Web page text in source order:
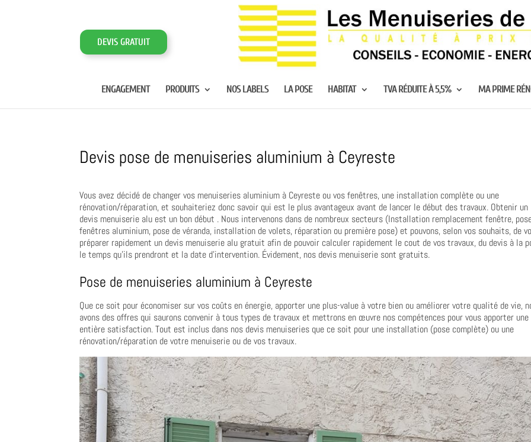
DEVIS GRATUIT
ENGAGEMENT PRODUITS NOS LABELS LA POSE HABITAT TVA RÉDUITE À 5,5% MA PRIME
Devis pose de menuiseries aluminium à Ceyreste
Vous avez décidé de changer vos menuiseries aluminium à Ceyreste ou vos fenêtres, une installation complète ou une
rénovation/réparation, et souhaiteriez donc savoir qui est le plus avantageux avant de lancer le début des travaux. Obtenir un
devis menuiserie alu est un bon début . Nous intervenons dans de nombreux secteurs (Installation remplacement fenêtre,
fenêtres aluminium, pose de véranda, installation de volets, réparation ou première pose) et pouvons, selon vos souhaits, de
préparer rapidement un devis menuiserie alu gratuit afin de pouvoir calculer rapidement le cout de vos travaux, du devis à la
le temps qu’ils prendront et la date d’intervention. Évidement, nos devis menuiserie sont gratuits.
Pose de menuiseries aluminium à Ceyreste
Que ce soit pour économiser sur vos coûts en énergie, apporter une plus-value à votre bien ou améliorer votre qualité de vie,
avons des offres qui saurons convenir à tous types de travaux et mettrons en œuvre nos compétences pour vous apporter une
entière satisfaction. Tout est inclus dans nos devis menuiseries que ce soit pour une installation (pose complète) ou une
rénovation/réparation de votre menuiserie ou de vos travaux.